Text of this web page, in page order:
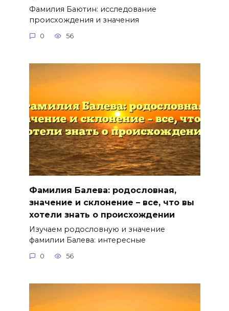
Фамилия Баютин: исследование
происхождения и значения
0 56
Фамилия Балева: родословная,
значение и склонение – все, что вы
хотели знать о происхождении
Изучаем родословную и значение
фамилии Балева: интересные
0 56